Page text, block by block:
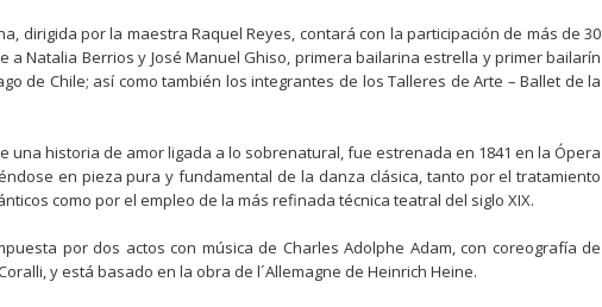
dirigida por la maestra Raquel Reyes, contará con la participación de más de 30
a Natalia Berrios y José Manuel Ghiso, primera bailarina estrella y primer bailarín
de Chile; así como también los integrantes de los Talleres de Arte – Ballet de la
una historia de amor ligada a lo sobrenatural, fue estrenada en 1841 en la Ópera
en pieza pura y fundamental de la danza clásica, tanto por el tratamiento
como por el empleo de la más refinada técnica teatral del siglo XIX.
por dos actos con música de Charles Adolphe Adam, con coreografía de
y está basado en la obra de l´Allemagne de Heinrich Heine.